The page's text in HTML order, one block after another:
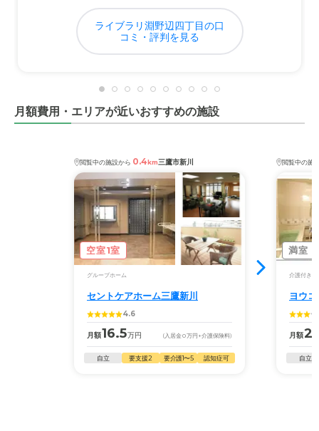
さすがに安いとはとても言えない金額でしたね。まぁそれ
でもハイグレードでありましたので最終的には仕方ないと
ライブラリ淵野辺四丁目の口
コミ・評判を見る
月額費用・エリアが近いおすすめの施設
閲覧中の施設から 0.4km三鷹市新川
空室1室
グループホーム
セントケアホーム三鷹新川
4.6
月額16.5万円 (入居金0万円 +介護保険料)
自立 要支援2 要介護1〜5 認知症可
閲覧中の施
満室
介護付き有
ヨウ
月額
自立